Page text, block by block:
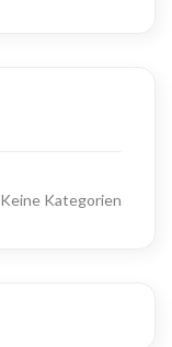
Keine Kategorien